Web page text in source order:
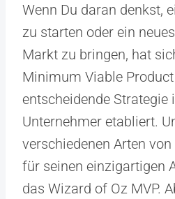
Wenn Du daran denkst,
zu starten oder ein
Markt zu bringen, hat
Minimum Viable
entscheidende Strategie
Unternehmer etabliert.
verschiedenen Arten
für seinen einzigartigen
das Wizard of Oz MVP.